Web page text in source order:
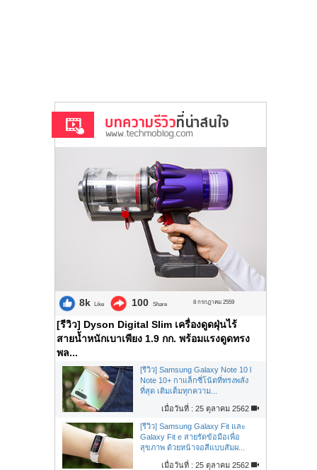
8k Like 100 Share 8 กรกฎาคม 2559
[รีวิว] Dyson Digital Slim เครื่องดูดฝุ่นไร้
สายน้ำหนักเบาเพียง 1.9 กก. พร้อมแรงดูดทรง
พล...
[รีวิว] Samsung Galaxy Note 10 l
Note 10+ กาแล็กซี่โน้ตที่ทรงพลัง
ที่สุด เติมเต็มทุกความ...
เมื่อวันที่ : 25 ตุลาคม 2562
[รีวิว] Samsung Galaxy Fit และ
Galaxy Fit e สายรัดข้อมือเพื่อ
สุขภาพ ด้วยหน้าจอสีแบบสัมผ...
เมื่อวันที่ : 25 ตุลาคม 2562